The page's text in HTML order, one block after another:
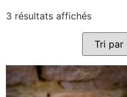
3 résultats affichés